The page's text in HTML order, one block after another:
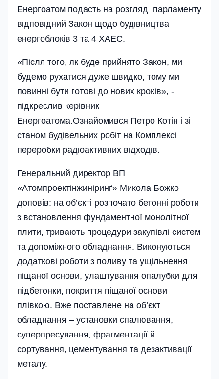
Енергоатом подасть на розгляд парламенту
відповідний Закон щодо будівництва
енергоблоків 3 та 4 ХАЕС.
«Після того, як буде прийнято Закон, ми
будемо рухатися дуже швидко, тому ми
повинні бути готові до нових кроків», -
підкреслив керівник
Енергоатома.Ознайомився Петро Котін і зі
станом будівельних робіт на Комплексі
переробки радіоактивних відходів.
Генеральний директор ВП
«Атомпроектінжиніринґ» Микола Божко
доповів: на об’єкті розпочато бетонні роботи
з встановлення фундаментної монолітної
плити, тривають процедури закупівлі систем
та допоміжного обладнання. Виконуються
додаткові роботи з поливу та ущільнення
піщаної основи, улаштування опалубки для
підбетонки, покриття піщаної основи
плівкою. Вже поставлене на об’єкт
обладнання – установки спалювання,
суперпресування, фрагментації й
сортування, цементування та дезактивації
металу.